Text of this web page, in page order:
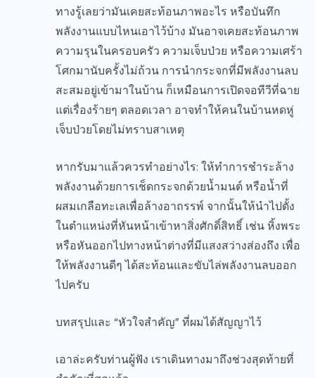
ทางรู้เลยว่ามันเคยสะท้อนภาพอะไร หรือบันทึก
พลังงานแบบไหนเอาไว้บ้าง มันอาจเคยสะท้อนภาพ
ความรุนในครอบครัว ความเจ็บป่วย หรือความเศร้า
โศกมานับครั้งไม่ถ้วน การนำกระจกที่มีพลังงานลบ
สะสมอยู่เข้ามาในบ้าน ก็เหมือนการเปิดจอทีวีที่ฉาย
แต่เรื่องร้ายๆ ตลอดเวลา อาจทำให้คนในบ้านหดหู่
เจ็บป่วยโดยไม่ทราบสาเหตุ
หากรับมาแล้วควรทำอย่างไร: ให้ทำการชำระล้าง
พลังงานด้วยการเช็ดกระจกด้วยน้ำมนต์ หรือน้ำที่
ผสมเกลือทะเลเพื่อล้างอาถรรพ์ จากนั้นให้นำไปตั้ง
ในตำแหน่งที่หันหน้าเข้าหาสิ่งศักดิ์สิทธิ์ เช่น หิ้งพระ
หรือหันออกไปทางหน้าต่างที่มีแสงสว่างส่องถึง เพื่อ
ให้พลังงานดีๆ ได้สะท้อนและขับไล่พลังงานลบออก
ไปครับ
บทสรุปและ “หัวใจสำคัญ” ที่ผมได้สัญญาไว้
เอาล่ะครับท่านผู้ฟัง เราเดินทางมาถึงช่วงสุดท้ายที่